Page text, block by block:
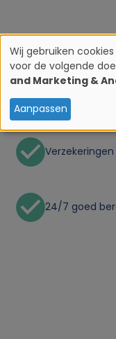
Kosteloos
24/7 goed
G
e
b
u
Wij gebruiken
voor de volgende
and Marketing &
Aanpassen